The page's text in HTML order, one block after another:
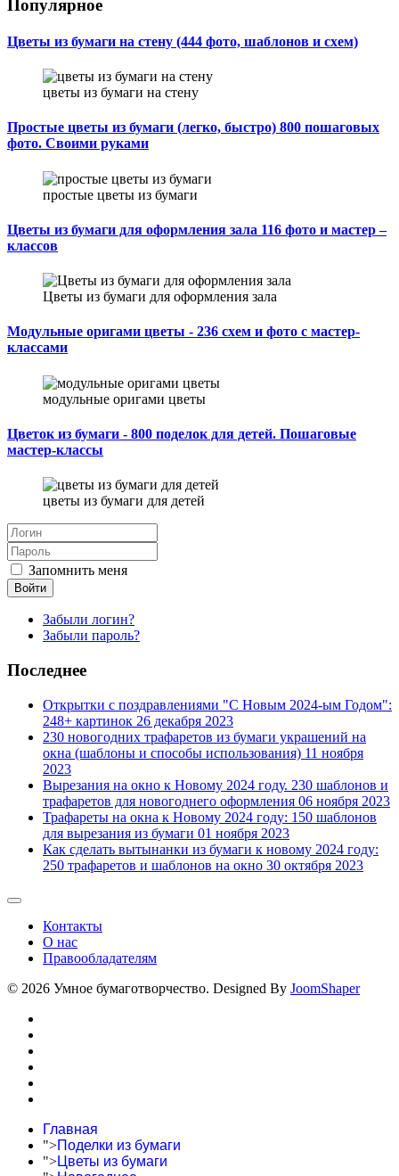
Популярное
Цветы из бумаги на стену (444 фото, шаблонов и схем)
цветы из бумаги на стену
Простые цветы из бумаги (легко, быстро) 800 пошаговых
фото. Своими руками
простые цветы из бумаги
Цветы из бумаги для оформления зала 116 фото и мастер –
классов
Цветы из бумаги для оформления зала
Модульные оригами цветы - 236 схем и фото с мастер-
классами
модульные оригами цветы
Цветок из бумаги - 800 поделок для детей. Пошаговые
мастер-классы
цветы из бумаги для детей
Запомнить меня
Войти
Забыли логин?
Забыли пароль?
Последнее
Открытки с поздравлениями "С Новым 2024-ым Годом":
248+ картинок 26 декабря 2023
230 новогодних трафаретов из бумаги украшений на
окна (шаблоны и способы использования) 11 ноября
2023
Вырезания на окно к Новому 2024 году. 230 шаблонов и
трафаретов для новогоднего оформления 06 ноября 2023
Трафареты на окна к Новому 2024 году: 150 шаблонов
для вырезания из бумаги 01 ноября 2023
Как сделать вытынанки из бумаги к новому 2024 году:
250 трафаретов и шаблонов на окно 30 октября 2023
Контакты
О нас
Правообладателям
© 2026 Умное бумаготворчество. Designed By JoomShaper
Главная
">Поделки из бумаги
">Цветы из бумаги